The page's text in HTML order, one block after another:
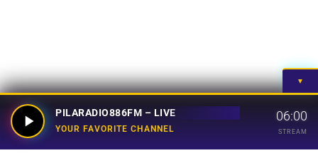
▼
PILARADIO886FM – LIVE
YOUR FAVORITE CHANNEL
06:00
STREAM